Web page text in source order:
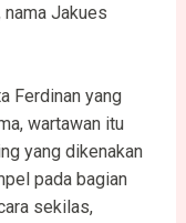
Jakues
Ferdinan yang
wartawan itu
yang dikenakan
pada bagian
sekilas,